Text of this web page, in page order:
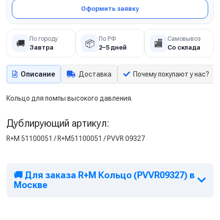
Оформить заявку
🚚 По городу
Завтра 📦 По РФ
2–5 дней 🏬 Самовывоз
Со склада
Описание Доставка Почему покупают у нас?
Кольцо для помпы высокого давления.
Дублирующий артикул:
R+M 51100051 / R+M51100051 / PVVR 09327
🚚 Для заказа R+M Кольцо (PVVR09327) в
Москве